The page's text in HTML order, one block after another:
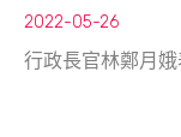
2022-05-26
行政長官林鄭月